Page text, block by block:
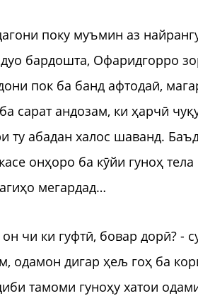
поку муъмин аз
дуо бардошта, Офаридгорро
пок ба банд афтодаӣ,
сарат андозам, ки ҳарчӣ
ту абадан халос шаванд.
онҳоро ба кӯйи гуноҳ
мегардад…
чи ки гуфтӣ, бовар дорӣ? -
одамон дигар ҳељ гоҳ ба
тамоми гуноҳу хатои